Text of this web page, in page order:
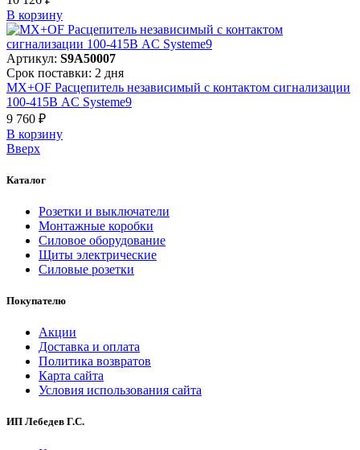
В корзинy
Артикул: S9A50007
Срок поставки: 2 дня
MX+OF Расцепитель независимый с контактом сигнализации
100-415В AC Systeme9
9 760 ₽
В корзинy
Вверх
Каталог
Розетки и выключатели
Монтажные коробки
Силовое оборудование
Щиты электрические
Силовые розетки
Покупателю
Акции
Доставка и оплата
Политика возвратов
Карта сайта
Условия использования сайта
ИП Лебедев Г.С.